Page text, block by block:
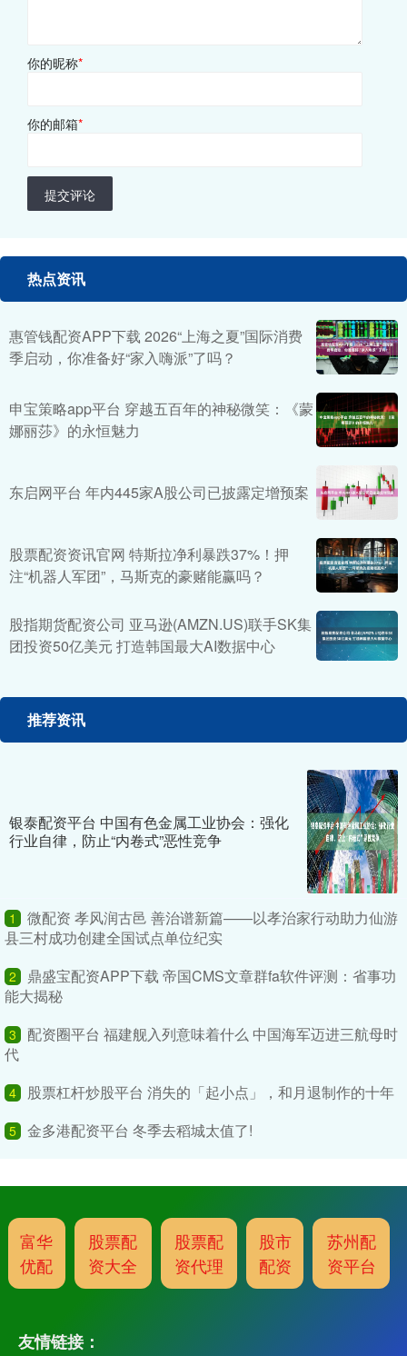
你的昵称*
你的邮箱*
提交评论
热点资讯
惠管钱配资APP下载 2026“上海之夏”国际消费
季启动，你准备好“家入嗨派”了吗？
申宝策略app平台 穿越五百年的神秘微笑：《蒙
娜丽莎》的永恒魅力
东启网平台 年内445家A股公司已披露定增预案
股票配资资讯官网 特斯拉净利暴跌37%！押
注“机器人军团”，马斯克的豪赌能赢吗？
股指期货配资公司 亚马逊(AMZN.US)联手SK集
团投资50亿美元 打造韩国最大AI数据中心
推荐资讯
银泰配资平台 中国有色金属工业协会：强化
行业自律，防止“内卷式”恶性竞争
1
微配资 孝风润古邑 善治谱新篇——以孝治家行动助力仙游
县三村成功创建全国试点单位纪实
2
鼎盛宝配资APP下载 帝国CMS文章群fa软件评测：省事功
能大揭秘
3
配资圈平台 福建舰入列意味着什么 中国海军迈进三航母时
代
4 股票杠杆炒股平台 消失的「起小点」，和月退制作的十年
5 金多港配资平台 冬季去稻城太值了!
富华
优配
股票配
资大全
股票配
资代理
股市
配资
苏州配
资平台
友情链接：